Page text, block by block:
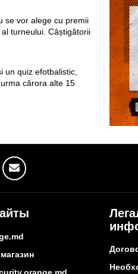
se vor alege cu premii
turneului. Câștigătorii
un quiz efotbalistic,
cărora alte 15